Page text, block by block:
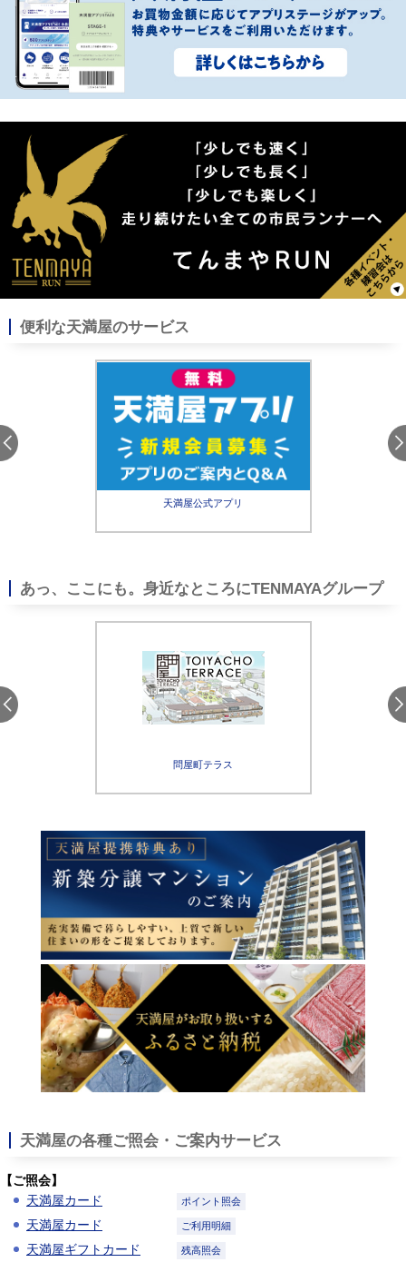
便利な天満屋のサービス
天満屋公式アプリ
あっ、ここにも。身近なところにTENMAYAグループ
問屋町テラス
天満屋の各種ご照会・ご案内サービス
【ご照会】
天満屋カード
ポイント照会
天満屋カード ご利用明細
天満屋ギフトカード 残高照会